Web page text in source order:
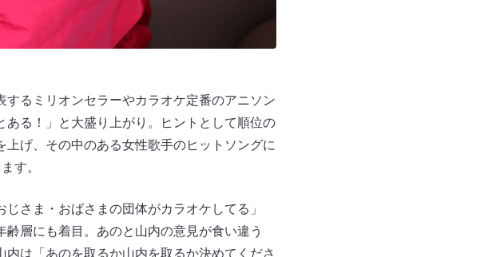
るミリオンセラーやカラオケ定番のアニソン
る！」と大盛り上がり。ヒントとして順位の
げ、その中のある女性歌手のヒットソングに
す。
さま・おばさまの団体がカラオケしてる」
層にも着目。あのと山内の意見が食い違う
は「あのを取るか山内を取るか決めてくださ